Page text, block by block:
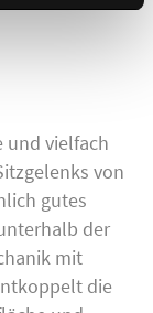
und vielfach
von
gutes
der
mit
die